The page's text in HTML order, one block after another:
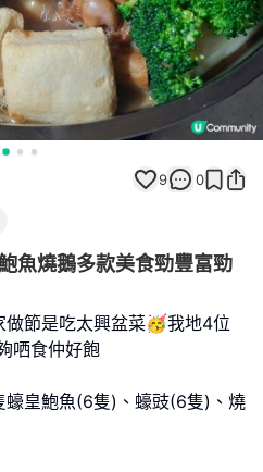
9 0
魚燒鵝多款美食勁豐富勁
節是吃太興盆菜🥳我地4位
哂食仲好飽
皇鮑魚(6隻)、蠔豉(6隻)、燒